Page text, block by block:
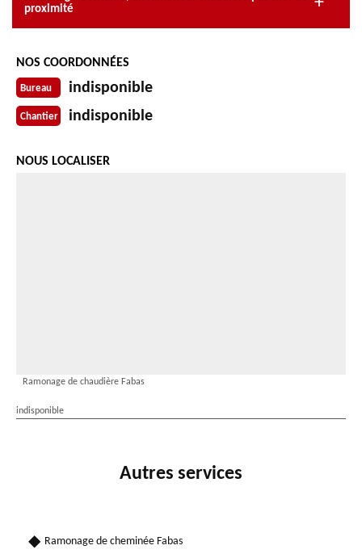
proximité
NOS COORDONNÉES
Bureau indisponible
Chantier indisponible
NOUS LOCALISER
Ramonage de chaudière Fabas
indisponible
Autres services
Ramonage de cheminée Fabas